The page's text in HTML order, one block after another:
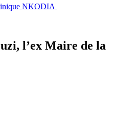
NKODIA
l’ex Maire de la